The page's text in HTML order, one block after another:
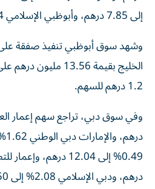
إلى 7.85 درهم، وأبوظبي الإسلامي 0.34% إلى 23.42 درهم.
وشهد سوق أبوظبي تنفيذ صفقة
1.2 درهم للسهم.
درهم، ودبي الإسلامي 2.08% إلى 7.50 درهم.